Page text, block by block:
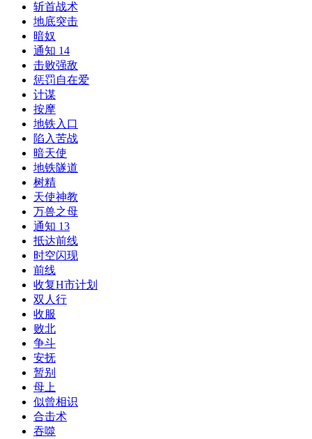
斩首战术
地底突击
暗奴
通知 14
击败强敌
惩罚自在爱
计谋
按摩
地铁入口
陷入苦战
暗天使
地铁隧道
树精
天使神教
万兽之母
通知 13
抵达前线
时空闪现
前线
收复H市计划
双人行
收服
败北
争斗
安抚
暂别
母上
似曾相识
合击术
吞噬